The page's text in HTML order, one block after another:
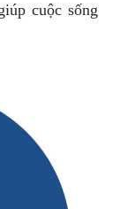
cuộc sống